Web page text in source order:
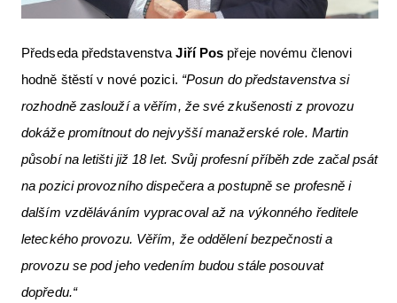
Předseda představenstvaJiří Pos přeje novému členovi
hodně štěstí v nové pozici. “Posun do představenstva si
rozhodně zaslouží a věřím, že své zkušenosti z provozu
dokáže promítnout do nejvyšší manažerské role. Martin
působí na letišti již 18 let. Svůj profesní příběh zde začal psát
na pozici provozního dispečera a postupně se profesně i
dalším vzděláváním vypracoval až na výkonného ředitele
leteckého provozu. Věřím, že oddělení bezpečnosti a
provozu se pod jeho vedením budou stále posouvat
dopředu.“